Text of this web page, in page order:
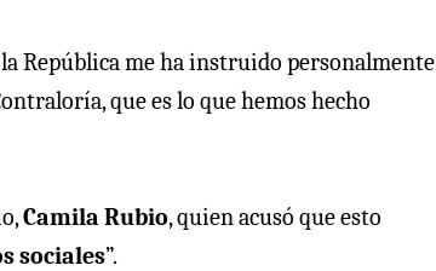
la República me ha instruido personalmente
que es lo que hemos hecho
Camila Rubio, quien acusó que esto
sociales”.